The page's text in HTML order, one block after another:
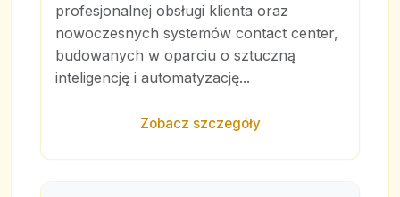
profesjonalnej obsługi klienta oraz
nowoczesnych systemów contact center,
budowanych w oparciu o sztuczną
inteligencję i automatyzację...
Zobacz szczegóły